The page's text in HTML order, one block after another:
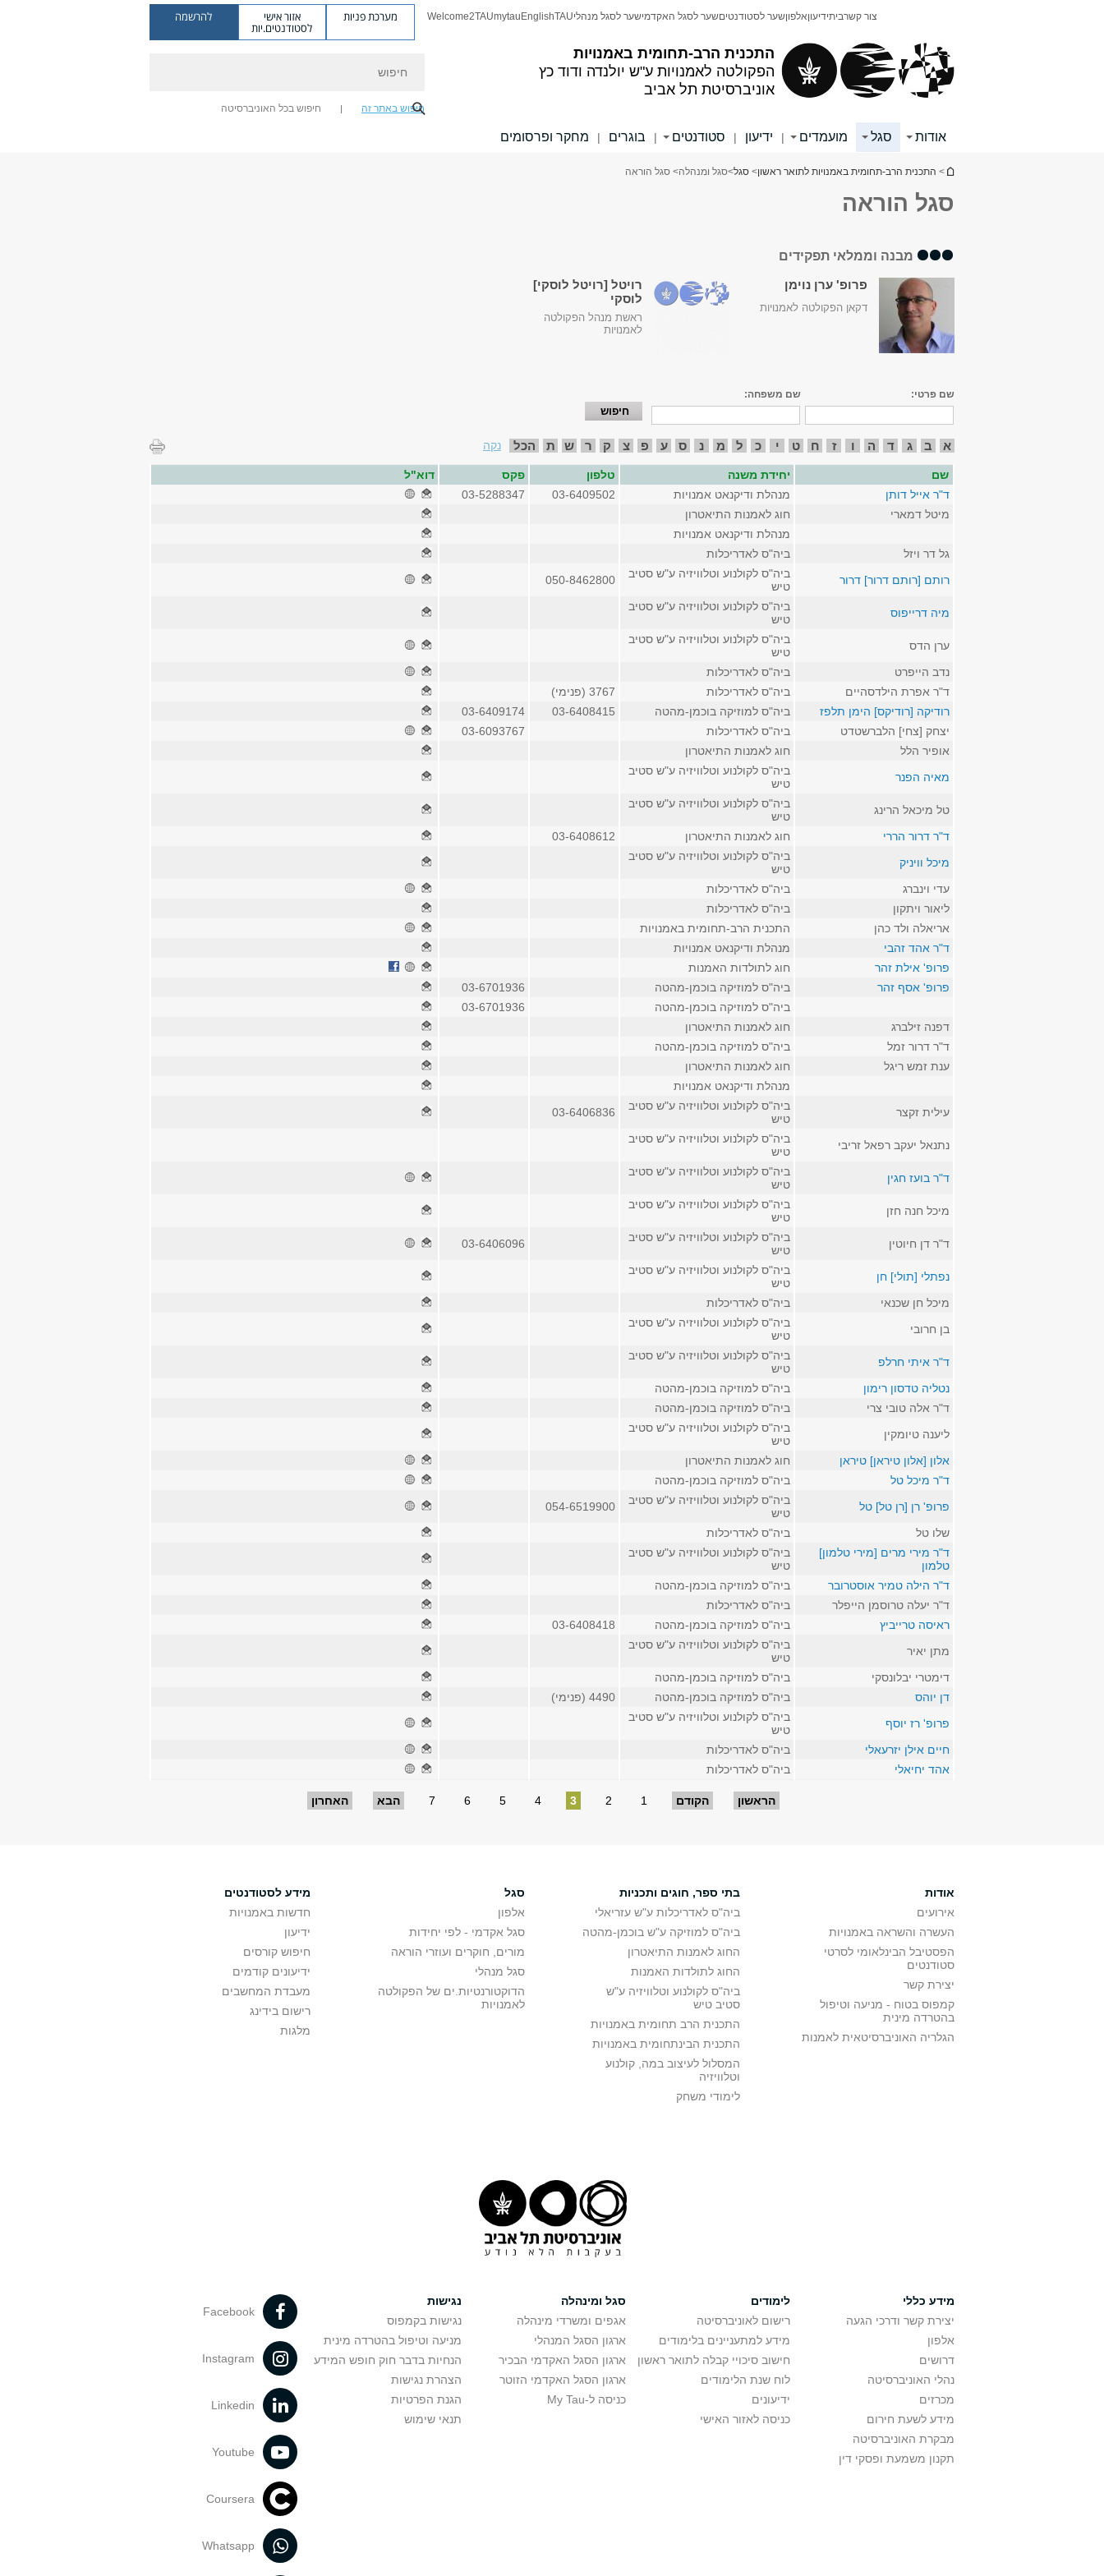
התכנית הרב-תחומית באמנויות
הפקולטה לאמנויות ע"ש יולנדה ודוד כץ
אוניברסיטת תל אביב
צור קשרביתידיעוןאלפוןשער לסטודנטיםשער לסגל האקדמישער לסגל מנהליTAU
English
mytau
Welcome2TAU מערכת פניות אזור אישי
לסטודנטים.יות
להרשמה
חיפוש באתר זה חיפוש בכל האוניברסיטה
אודות סגל מועמדים | ידיעון | סטודנטים | בוגרים | מחקר ופרסומים
הינך נמצא כאן
> התכנית הרב-תחומית באמנויות לתואר ראשון> סגל>סגל ומנהלה> סגל הוראה
סגל הוראה
מבנה וממלאי תפקידים
פרופ' ערן נוימן
דקאן הפקולטה לאמנויות
רויטל [רויטל לוסקי]
לוסקי
ראשת מנהל הפקולטה
לאמנויות
שם פרטי: שם משפחה:
א ב ג ד ה ו ז ח ט י כ ל מ נ ס ע פ צ ק ר ש ת הכל נקה
שם יחידת משנה טלפון פקס
דוא"ל
ד"ר אייל דותן
מנהלת ודיקנאט אמנויות 03-6409502
03-5288347
מיטל דמארי
חוג לאמנות התיאטרון
מנהלת ודיקנאט אמנויות
גל דר ויזל
ביה"ס לאדריכלות
רותם [רותם דרור] דרור
ביה"ס לקולנוע וטלוויזיה ע"ש סטיב
טיש
050-8462800
מיה דרייפוס
ביה"ס לקולנוע וטלוויזיה ע"ש סטיב
טיש
ערן הדס
ביה"ס לקולנוע וטלוויזיה ע"ש סטיב
טיש
נדב הייפרט
ביה"ס לאדריכלות
ד"ר אפרת הילדסהיים
ביה"ס לאדריכלות
3767 (פנימי)
רודיקה [רודיקס] הימן תלפז
ביה"ס למוזיקה בוכמן-מהטה 03-6408415
03-6409174
יצחק [צחי] הלברשטדט
ביה"ס לאדריכלות
03-6093767
אופיר הלל
חוג לאמנות התיאטרון
מאיה הפנר
ביה"ס לקולנוע וטלוויזיה ע"ש סטיב
טיש
טל מיכאל הרינג
ביה"ס לקולנוע וטלוויזיה ע"ש סטיב
טיש
ד"ר דרור הררי
חוג לאמנות התיאטרון
03-6408612
מיכל וויניק
ביה"ס לקולנוע וטלוויזיה ע"ש סטיב
טיש
עדי וינברג
ביה"ס לאדריכלות
ליאור ויתקון
ביה"ס לאדריכלות
אריאלה ולד כהן
התכנית הרב-תחומית באמנויות
ד"ר אהד זהבי
מנהלת ודיקנאט אמנויות
פרופ' אילת זהר
חוג לתולדות האמנות
פרופ' אסף זהר
ביה"ס למוזיקה בוכמן-מהטה
03-6701936
ביה"ס למוזיקה בוכמן-מהטה
03-6701936
דפנה זילברג
חוג לאמנות התיאטרון
ד"ר דרור זמל
ביה"ס למוזיקה בוכמן-מהטה
ענת זמש ריגל
חוג לאמנות התיאטרון
מנהלת ודיקנאט אמנויות
עילית זקצר
ביה"ס לקולנוע וטלוויזיה ע"ש סטיב
טיש
03-6406836
נתנאל יעקב רפאל זריבי
ביה"ס לקולנוע וטלוויזיה ע"ש סטיב
טיש
ד"ר בועז חגין
ביה"ס לקולנוע וטלוויזיה ע"ש סטיב
טיש
מיכל חנה חזן
ביה"ס לקולנוע וטלוויזיה ע"ש סטיב
טיש
ד"ר דן חיוטין
ביה"ס לקולנוע וטלוויזיה ע"ש סטיב
טיש
03-6406096
נפתלי [תולי] חן
ביה"ס לקולנוע וטלוויזיה ע"ש סטיב
טיש
מיכל חן שכנאי
ביה"ס לאדריכלות
בן חרובי
ביה"ס לקולנוע וטלוויזיה ע"ש סטיב
טיש
ד"ר איתי חרלפ
ביה"ס לקולנוע וטלוויזיה ע"ש סטיב
טיש
נטליה טדסון רימון
ביה"ס למוזיקה בוכמן-מהטה
ד"ר אלה טובי צרי
ביה"ס למוזיקה בוכמן-מהטה
ליענה טיומקין
ביה"ס לקולנוע וטלוויזיה ע"ש סטיב
טיש
אלון [אלון טיראן] טיראן
חוג לאמנות התיאטרון
ד"ר מיכל טל
ביה"ס למוזיקה בוכמן-מהטה
פרופ' רן [רן טל] טל
ביה"ס לקולנוע וטלוויזיה ע"ש סטיב
טיש
054-6519900
שלו טל
ביה"ס לאדריכלות
ד"ר מירי מרים [מירי טלמון]
טלמון
ביה"ס לקולנוע וטלוויזיה ע"ש סטיב
טיש
ד"ר הילה טמיר אוסטרובר
ביה"ס למוזיקה בוכמן-מהטה
ד"ר יעלה טרוסמן הייפלר
ביה"ס לאדריכלות
ראיסה טרייביץ
ביה"ס למוזיקה בוכמן-מהטה
03-6408418
מתן יאיר
ביה"ס לקולנוע וטלוויזיה ע"ש סטיב
טיש
דימטרי יבלונסקי
ביה"ס למוזיקה בוכמן-מהטה
דן יוהס
ביה"ס למוזיקה בוכמן-מהטה
4490 (פנימי)
פרופ' רז יוסף
ביה"ס לקולנוע וטלוויזיה ע"ש סטיב
טיש
חיים אילן יזרעאלי
ביה"ס לאדריכלות
אהד יחיאלי
ביה"ס לאדריכלות
הראשון הקודם 1
2
3
4
5
6
7 הבא האחרון
אודות
אירועים
העשרה והשראה באמנויות
הפסטיבל הבינלאומי לסרטי
סטודנטים
יצירת קשר
קמפוס בטוח - מניעה וטיפול
בהטרדה מינית
הגלריה האוניברסיטאית לאמנות
בתי ספר, חוגים ותכניות
ביה"ס לאדריכלות ע"ש עזריאלי
ביה"ס למוזיקה ע"ש בוכמן-מהטה
החוג לאמנות התיאטרון
החוג לתולדות האמנות
ביה"ס לקולנוע וטלוויזיה ע"ש
סטיב טיש
התכנית הרב תחומית באמנויות
התכנית הבינתחומית באמנויות
המסלול לעיצוב במה, קולנוע
וטלוויזיה
לימודי משחק
סגל
אלפון
סגל אקדמי - לפי יחידות
מורים, חוקרים ועוזרי הוראה
סגל מנהלי
הדוקטורנטיות.ים של הפקולטה
לאמנויות
מידע לסטודנטים
חדשות באמנויות
ידיעון
חיפוש קורסים
ידיעונים קודמים
מעבדת המחשבים
רישום בידינג
מלגות
מידע כללי
יצירת קשר ודרכי הגעה
אלפון
דרושים
נהלי האוניברסיטה
מכרזים
מידע לשעת חירום
מבקרת האוניברסיטה
תקנון משמעת ופסקי דין
לימודים
רישום לאוניברסיטה
מידע למתעניינים בלימודים
חישוב סיכויי קבלה לתואר ראשון
לוח שנת הלימודים
ידיעונים
כניסה לאזור האישי
סגל ומינהלה
אגפים ומשרדי מינהלה
ארגון הסגל המנהלי
ארגון הסגל האקדמי הבכיר
ארגון הסגל האקדמי הזוטר
כניסה ל-My Tau
נגישות
נגישות בקמפוס
מניעה וטיפול בהטרדה מינית
הנחיות בדבר חוק חופש המידע
הצהרת נגישות
הגנת הפרטיות
תנאי שימוש
Facebook
Instagram
Linkedin
Youtube
Coursera
Whatsapp